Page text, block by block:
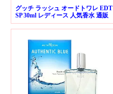
グッチ ラッシュ オードトワレ EDT
SP 30ml レディース 人気香水 通販